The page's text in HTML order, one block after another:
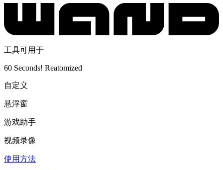
工具可用于
60 Seconds! Reatomized
自定义
悬浮窗
游戏助手
视频录像
使用方法